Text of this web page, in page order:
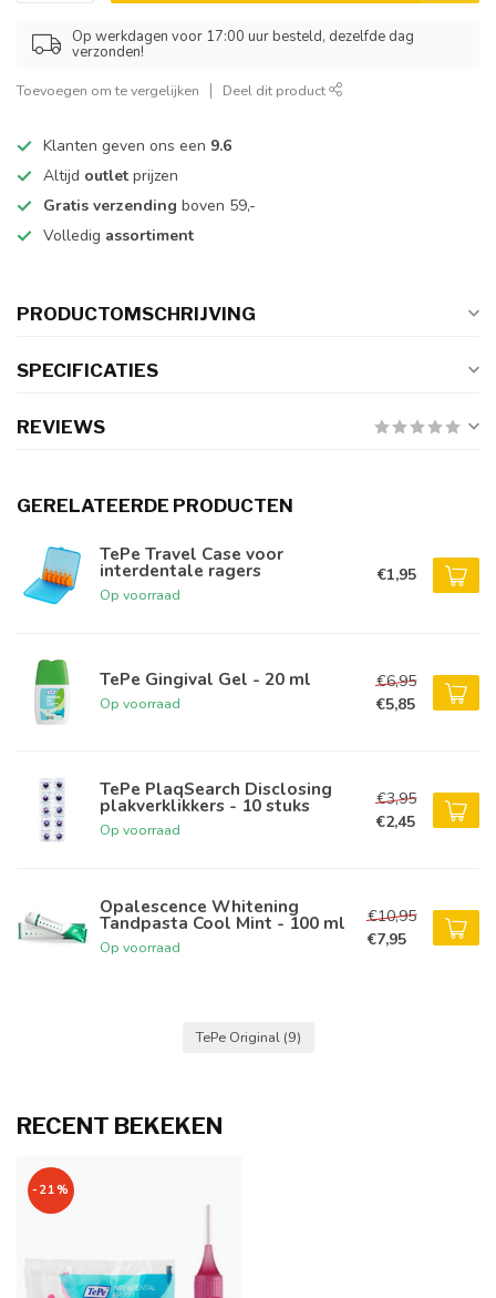
Op werkdagen voor 17:00 uur besteld, dezelfde dag
verzonden!
Toevoegen om te vergelijken Deel dit product
Klanten geven ons een 9.6
Altijd outlet prijzen
Gratis verzending boven 59,-
Volledig assortiment
PRODUCTOMSCHRIJVING
SPECIFICATIES
REVIEWS
GERELATEERDE PRODUCTEN
TePe Travel Case voor
interdentale ragers
Op voorraad
€1,95
TePe Gingival Gel - 20 ml
Op voorraad
€6,95
€5,85
TePe PlaqSearch Disclosing
plakverklikkers - 10 stuks
Op voorraad
€3,95
€2,45
Opalescence Whitening
Tandpasta Cool Mint - 100 ml
Op voorraad
€10,95
€7,95
TePe Original (9)
RECENT BEKEKEN
-21%